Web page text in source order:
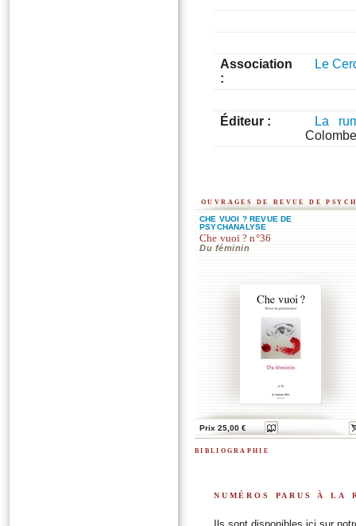
Association
:
Le
Éditeur :
La
ouvrages de revue de
CHE VUOI ? REVUE DE
PSYCHANALYSE
Che vuoi ? n°36
Du féminin
Prix 25,00 €
bibliographie
numéros parus à